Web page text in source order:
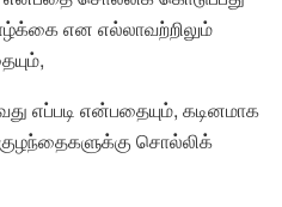
என எல்லாவற்றிலும்
எப்படி என்பதையும், கடினமாக
குழந்தைகளுக்கு சொல்லிக்